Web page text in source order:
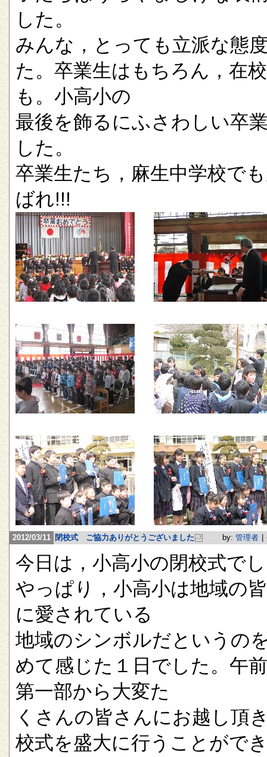
した。
みんな，とっても立派な態
た。卒業生はもちろん，在
も。小高小の
最後を飾るにふさわしい卒
した。
卒業生たち，麻生中学校で
ばれ!!!
2012/03/11 閉校式 ご協力ありがとうございました by: 管理者
今日は，小高小の閉校式で
やっぱり，小高小は地域の
に愛されている
地域のシンボルだというの
めて感じた１日でした。午
第一部から大変た
くさんの皆さんにお越し頂
校式を盛大に行うことがで